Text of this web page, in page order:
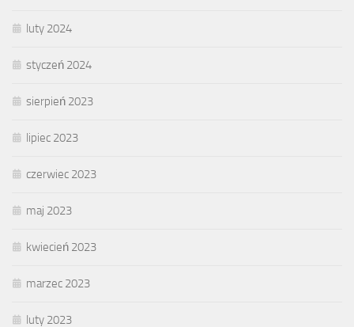
luty 2024
styczeń 2024
sierpień 2023
lipiec 2023
czerwiec 2023
maj 2023
kwiecień 2023
marzec 2023
luty 2023